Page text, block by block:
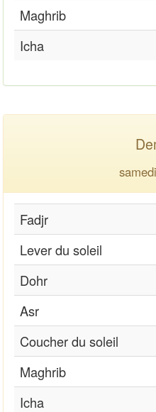
Maghrib
Icha
Fadjr
Lever du soleil
Dohr
Asr
Coucher du soleil
Maghrib
Icha